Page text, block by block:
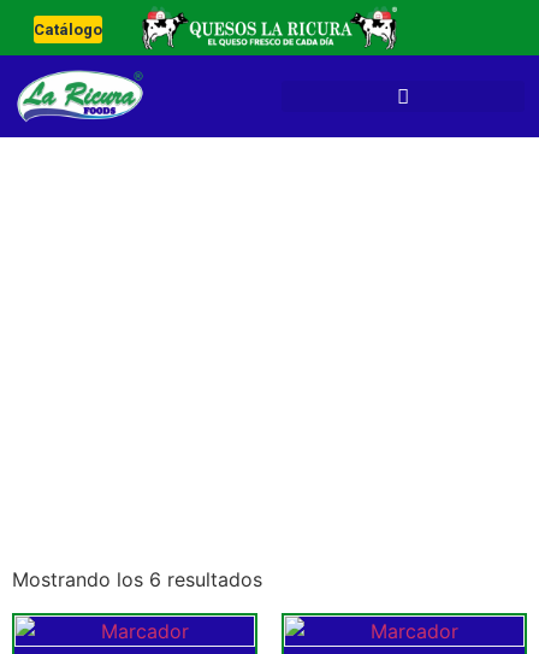
Catálogo
Mostrando los 6 resultados